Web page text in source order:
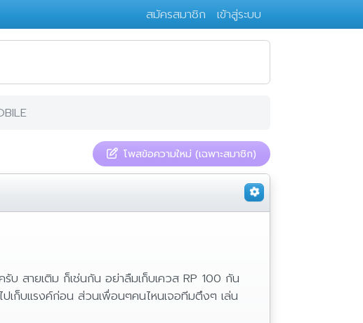
สมัครสมาชิก เข้าสู่ระบบ
โพสข้อความใหม่ (เฉพาะสมาชิก)
สายเติม ก็เช่นกัน อย่าลืมเก็บเควส RP 100 กัน
เก็บแรงค์ก่อน ส่วนเพื่อนๆคนไหนเจอทีมตึงๆ เล่น